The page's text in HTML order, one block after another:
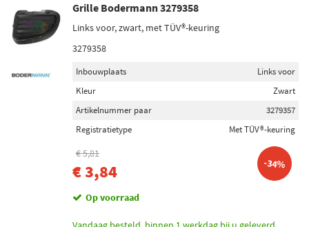
Grille Bodermann 3279358
Links voor, zwart, met TÜV®-keuring
3279358
Inbouwplaats
Links voor
Kleur
Zwart
Artikelnummer paar
3279357
Registratietype
Met TÜV®-keuring
€ 5,81
€ 3,84 -34%
Op voorraad